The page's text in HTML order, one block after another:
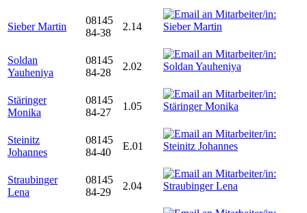
Sieber Martin
08145
84-38
2.14
Soldan
Yauheniya
08145
84-28
2.02
Stäringer
Monika
08145
84-27
1.05
Steinitz
Johannes
08145
84-40
E.01
Straubinger
Lena
08145
84-29
2.04